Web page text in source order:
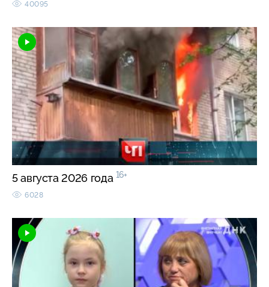
40095
5 августа 2026 года 16+
6028